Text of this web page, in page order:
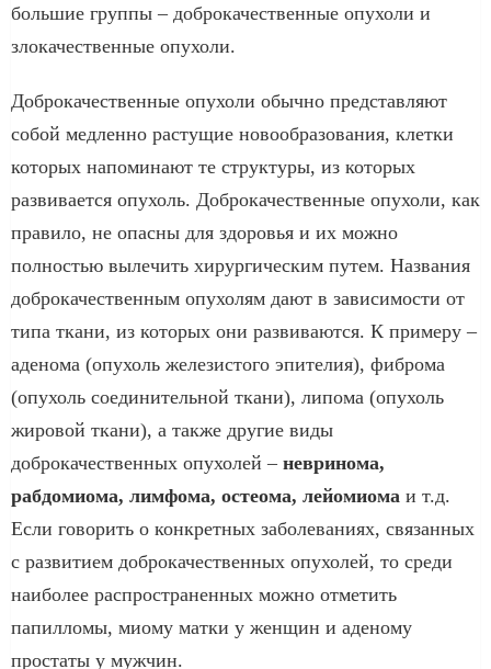
большие группы – доброкачественные опухоли и
злокачественные опухоли.
Доброкачественные опухоли обычно представляют
собой медленно растущие новообразования, клетки
которых напоминают те структуры, из которых
развивается опухоль. Доброкачественные опухоли, как
правило, не опасны для здоровья и их можно
полностью вылечить хирургическим путем. Названия
доброкачественным опухолям дают в зависимости от
типа ткани, из которых они развиваются. К примеру –
аденома (опухоль железистого эпителия), фиброма
(опухоль соединительной ткани), липома (опухоль
жировой ткани), а также другие виды
доброкачественных опухолей – невринома,
рабдомиома, лимфома, остеома, лейомиома и т.д.
Если говорить о конкретных заболеваниях, связанных
с развитием доброкачественных опухолей, то среди
наиболее распространенных можно отметить
папилломы, миому матки у женщин и аденому
простаты у мужчин.